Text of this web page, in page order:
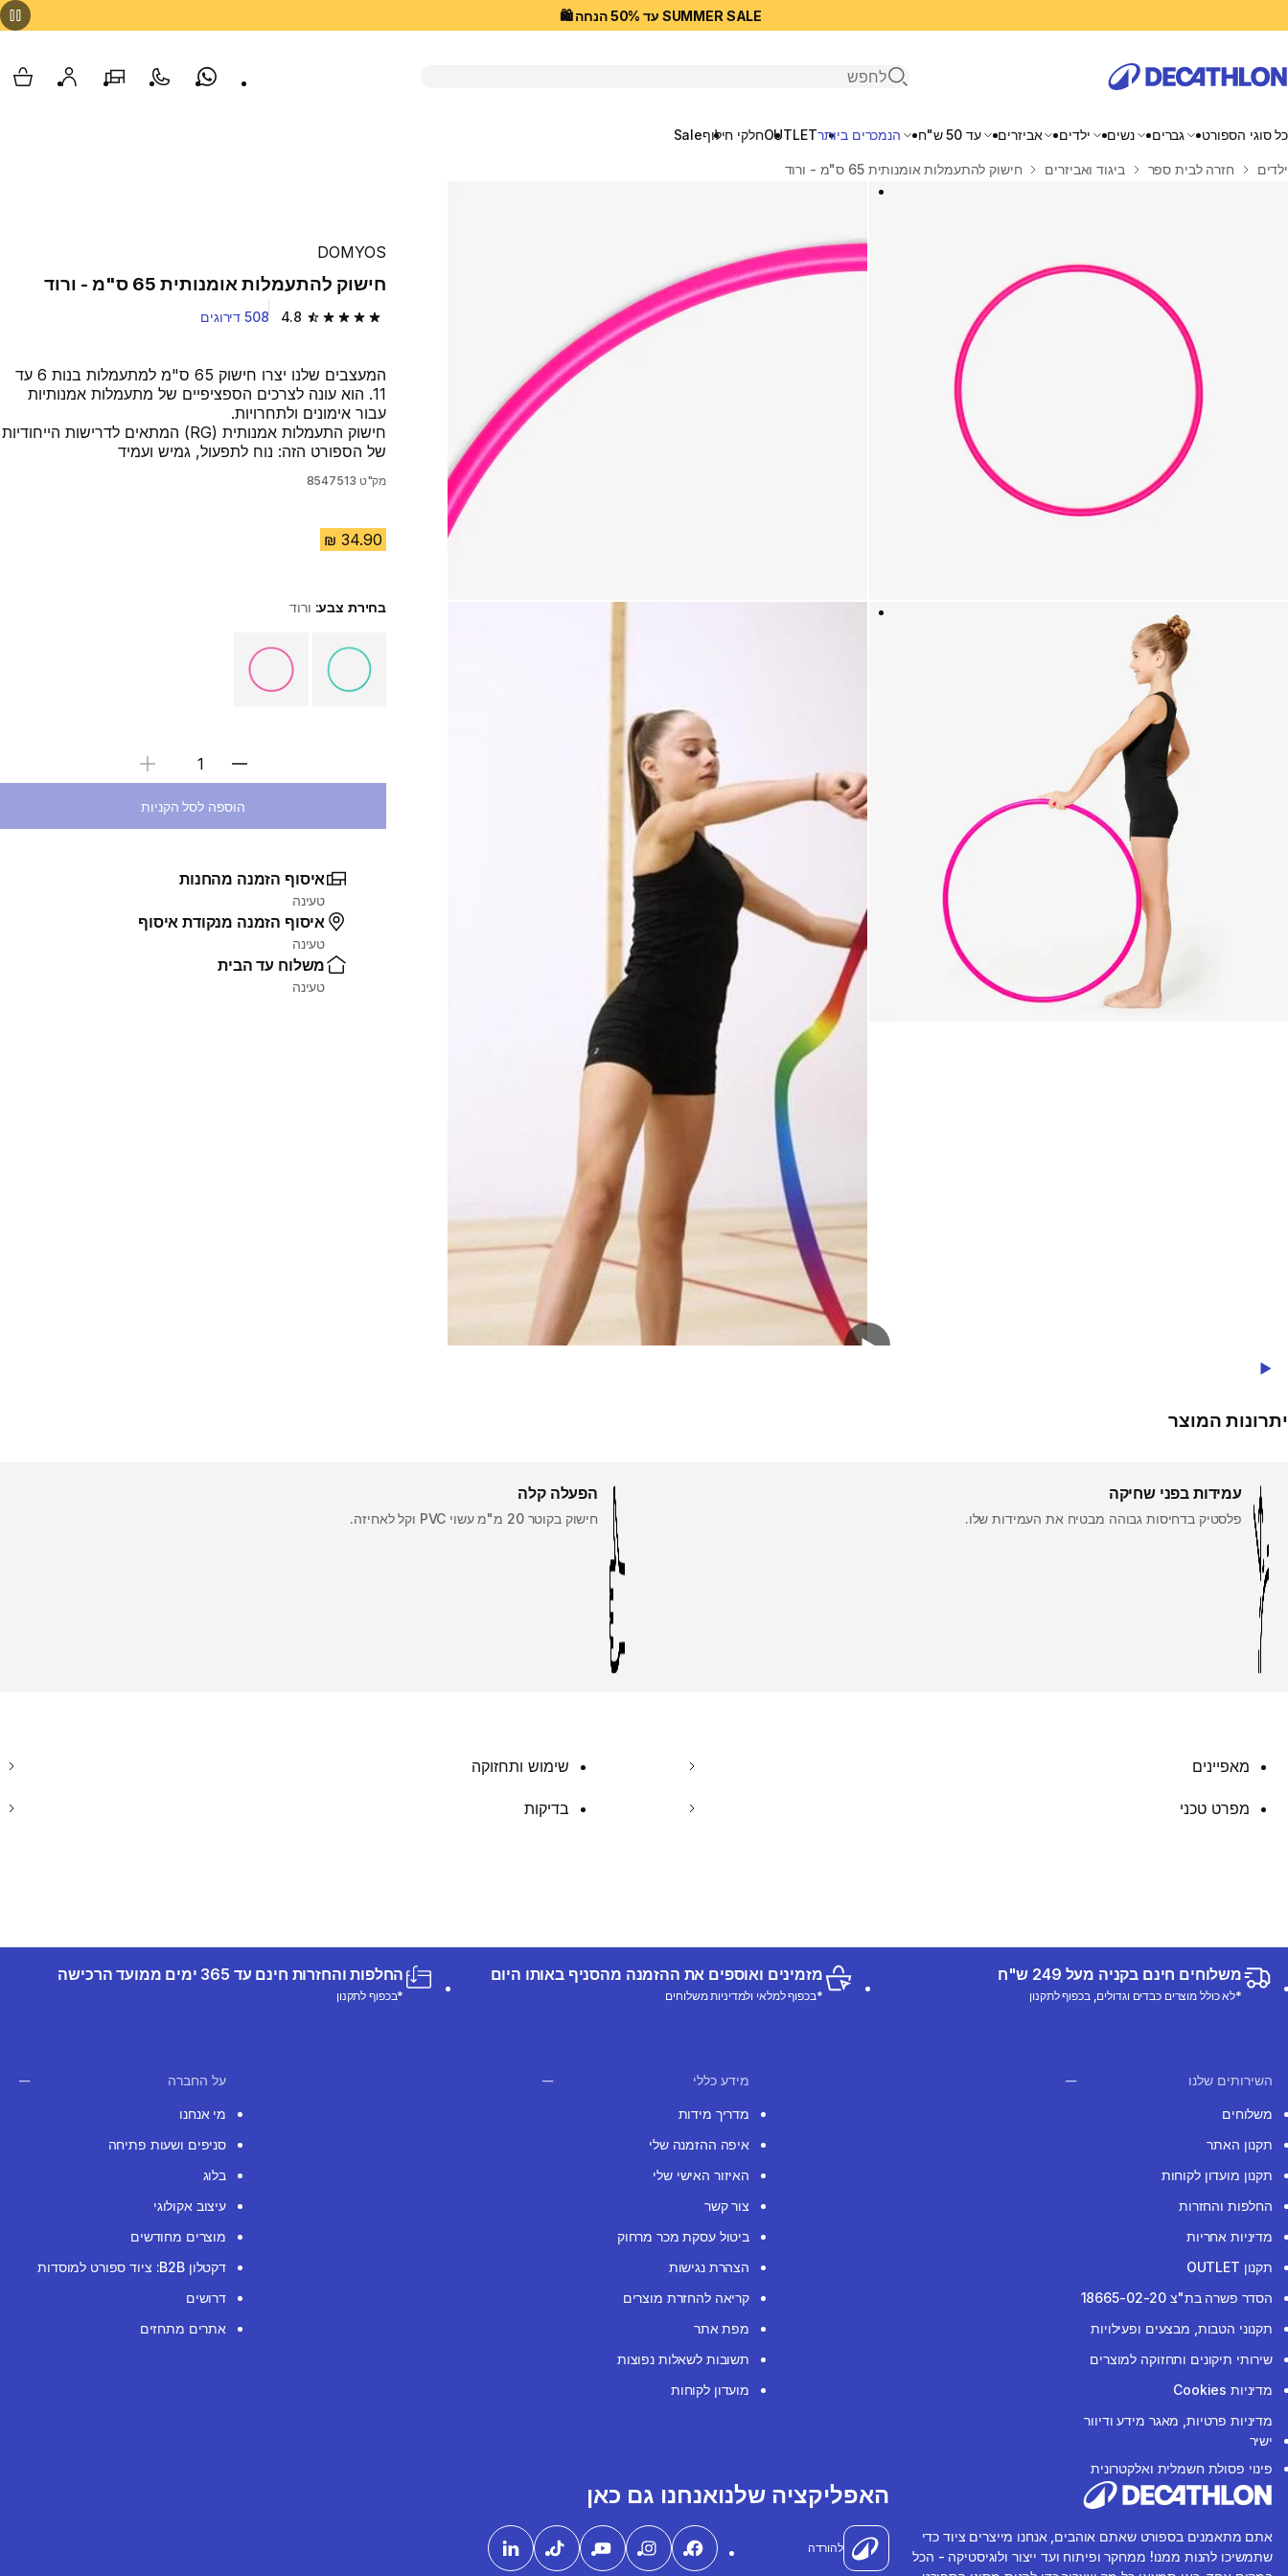
SUMMER SALE עד 50% הנחה 🛍️
פתיחת חיפוש
Whatsappצור קשרהסניפים שלנוהחשבון שלי
כל סוגי הספורט גברים נשים ילדים אביזרים עד 50 ש"ח הנמכרים ביותרOUTLETחלקי חילוףSale
בית
ילדים חזרה לבית ספר ביגוד ואביזרים חישוק להתעמלות אומנותית 65 ס"מ - ורוד
Play Video
DOMYOS
חישוק להתעמלות אומנותית 65 ס"מ - ורוד
4.8 4.8 out of 5 stars from 508 reviews 508 דירוגים
המעצבים שלנו יצרו חישוק 65 ס"מ למתעמלות בנות 6 עד
11. הוא עונה לצרכים הספציפיים של מתעמלות אמנותיות
עבור אימונים ולתחרויות.
חישוק התעמלות אמנותית (RG) המתאים לדרישות הייחודיות
של הספורט הזה: נוח לתפעול, גמיש ועמיד
מק"ט 8547513
בחירת צבע: ורוד
Choose a variant
בחירת כמות
הוספה לסל הקניות
איסוף הזמנה מהחנות
טעינה
איסוף הזמנה מנקודת איסוף
טעינה
משלוח עד הבית
טעינה
יתרונות המוצר
עמידות בפני שחיקה
פלסטיק בדחיסות גבוהה מבטיח את העמידות שלו.
הפעלה קלה
חישוק בקוטר 20 מ"מ עשוי PVC וקל לאחיזה.
מאפיינים שימוש ותחזוקה
מפרט טכני בדיקות
משלוחים חינם בקניה מעל 249 ש"ח
*לא כולל מוצרים כבדים וגדולים, בכפוף לתקנון
מזמינים ואוספים את ההזמנה מהסניף באותו היום
*בכפוף למלאי ולמדיניות משלוחים
החלפות והחזרות חינם עד 365 ימים ממועד הרכישה
*בכפוף לתקנון
השירותים שלנו
משלוחים
תקנון האתר
תקנון מועדון לקוחות
החלפות והחזרות
מדיניות אחריות
תקנון OUTLET
הסדר פשרה בת"צ 18665-02-20
תקנוני הטבות, מבצעים ופעילויות
שירותי תיקונים ותחזוקה למוצרים
מדיניות Cookies
מדיניות פרטיות, מאגר מידע ודיוור
ישיר
פינוי פסולת חשמלית ואלקטרונית
מידע כללי
מדריך מידות
איפה ההזמנה שלי
האיזור האישי שלי
צור קשר
ביטול עסקת מכר מרחוק
הצהרת נגישות
קריאה להחזרת מוצרים
מפת אתר
תשובות לשאלות נפוצות
מועדון לקוחות
על החברה
מי אנחנו
סניפים ושעות פתיחה
בלוג
עיצוב אקולוגי
מוצרים מחודשים
דקטלון B2B: ציוד ספורט למוסדות
דרושים
אתרים מתחזים
אתם מתאמנים בספורט שאתם אוהבים, אנחנו מייצרים ציוד כדי
שתמשיכו להנות ממנו! ממחקר ופיתוח ועד ייצור ולוגיסטיקה - הכל
האפליקציה שלנו
להורדה
אנחנו גם כאן